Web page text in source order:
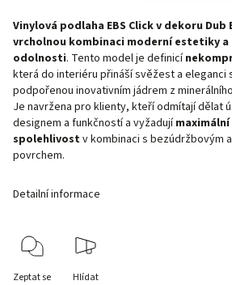
Vinylová podlaha EBS Click v dekoru Dub
vrcholnou kombinaci moderní estetiky
odolnosti. Tento model je definicí
která do interiéru přináší svěžest a eleganci
podpořenou inovativním jádrem z
Je navržena pro klienty, kteří odmítají dělat
designem a funkčností a vyžadují
spolehlivostv kombinaci s bezúdržbovým
povrchem.
Detailní informace
Zeptat se Hlídat